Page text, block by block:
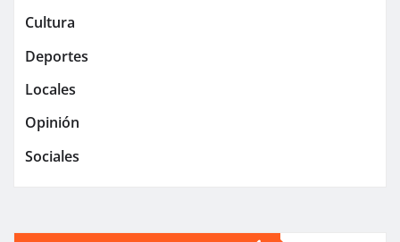
Cultura
Deportes
Locales
Opinión
Sociales